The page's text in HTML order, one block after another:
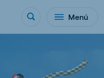
Menú